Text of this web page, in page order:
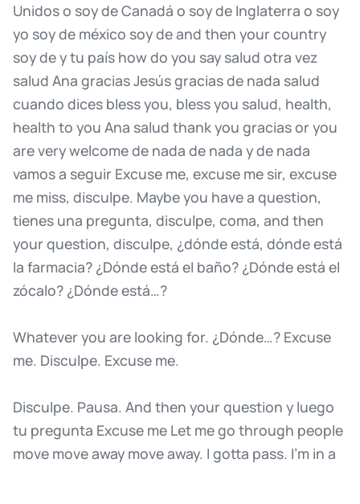
Unidoso soydeCanadá o soyde Inglaterra o soy
yo soyde méxico soydeand then your country
soydeytu país how do you say salud otra vez
salud Ana graciasJesúsgraciasde nada salud
cuando dices blessyou, blessyou salud, health,
health to you Ana salud thankyou graciasor you
areverywelcomede nada de nada yde nada
vamosa seguir Excuse me, excuse me sir, excuse
me miss, disculpe. Maybeyou havea question,
tienes una pregunta, disculpe, coma, and then
your question, disculpe, ¿dóndeestá, dóndeestá
la farmacia? ¿Dóndeestá el baño? ¿Dóndeestá el
zócalo? ¿Dóndeestá…?
Whatever you are looking for. ¿Dónde…? Excuse
me. Disculpe. Excuse me.
Disculpe. Pausa. And then your question y luego
tu pregunta Excuse me Let mego through people
move moveaway moveaway. I gotta pass. I'm in a